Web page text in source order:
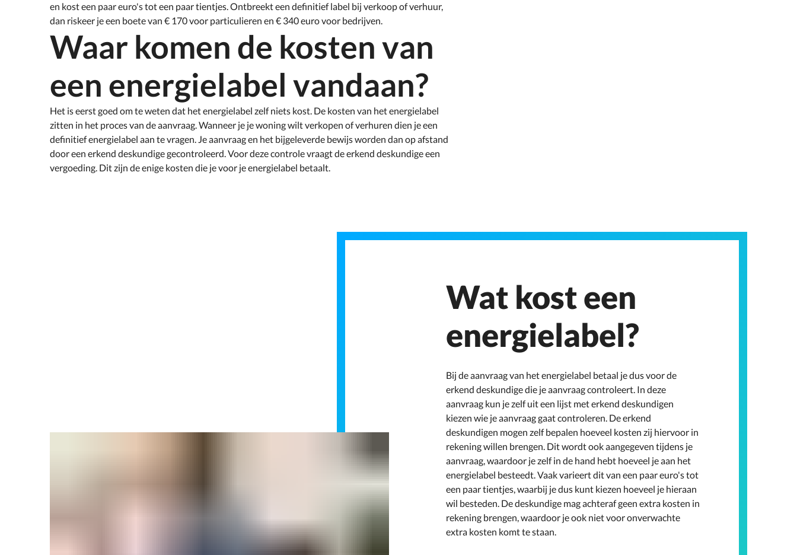
en kost een paar euro's tot een paar tientjes. Ontbreekt een definitief label bij verkoop of verhuur,
dan riskeer je een boete van € 170 voor particulieren en € 340 euro voor bedrijven.
Waar komen de kosten van
een energielabel vandaan?
Het is eerst goed om te weten dat het energielabel zelf niets kost. De kosten van het energielabel
zitten in het proces van de aanvraag. Wanneer je je woning wilt verkopen of verhuren dien je een
definitief energielabel aan te vragen. Je aanvraag en het bijgeleverde bewijs worden dan op afstand
door een erkend deskundige gecontroleerd. Voor deze controle vraagt de erkend deskundige een
vergoeding. Dit zijn de enige kosten die je voor je energielabel betaalt.
Wat kost een
energielabel?
Bij de aanvraag van het energielabel betaal je dus voor de
erkend deskundige die je aanvraag controleert. In deze
aanvraag kun je zelf uit een lijst met erkend deskundigen
kiezen wie je aanvraag gaat controleren. De erkend
deskundigen mogen zelf bepalen hoeveel kosten zij hiervoor in
rekening willen brengen. Dit wordt ook aangegeven tijdens je
aanvraag, waardoor je zelf in de hand hebt hoeveel je aan het
energielabel besteedt. Vaak varieert dit van een paar euro's tot
een paar tientjes, waarbij je dus kunt kiezen hoeveel je hieraan
wil besteden. De deskundige mag achteraf geen extra kosten in
rekening brengen, waardoor je ook niet voor onverwachte
extra kosten komt te staan.